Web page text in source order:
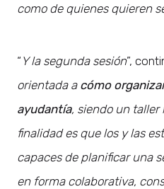
como de quienes quieren
“ Y la segunda sesión”,
orientada a cómo
ayudantía, siendo un taller
finalidad es que los y las
capaces de planificar una
en forma colaborativa,